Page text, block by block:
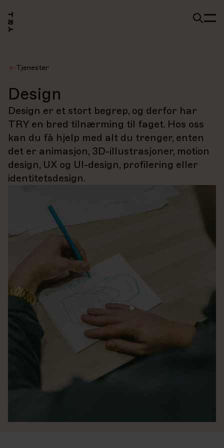
Tjenester
Design
Design er et stort begrep, og derfor har
TRY en bred tilnærming til faget. Hos oss
kan du få hjelp med alt du trenger, enten
det er animasjon, 3D-illustrasjoner, motion
design, UX og UI-design, profilering eller
identitetsdesign.